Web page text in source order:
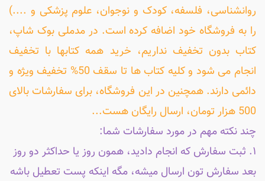
روانشناسی، فلسفه، کودک و نوجوان، علوم پزشکی و ....)
را به فروشگاه خود اضافه کرده است. در مدملی بوک شاپ،
کتاب بدون تخفیف نداریم، خرید همه کتابها با تخفیف
انجام می شود و کلیه کتاب ها تا سقف 50% تخفیف ویژه و
دائمی دارند. همچنین در این فروشگاه، برای سفارشات بالای
500 هزار تومان، ارسال رایگان هست...
چند نکته مهم در مورد سفارشات شما:
۱. ثبت سفارش که انجام دادید، همون روز یا حداکثر دو روز
بعد سفارش تون ارسال میشه، مگه اینکه پست تعطیل باشه